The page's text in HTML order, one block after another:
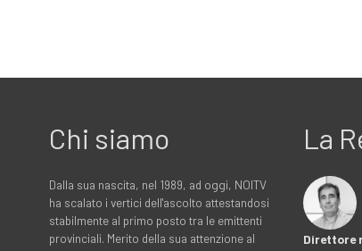
Chi siamo
Dalla sua nascita, nel 1989, ad oggi, NOITV
ha scalato i vertici dell'ascolto attestandosi
stabilmente al primo posto tra le emittenti
provinciali. Merito della sua attenzione al
La
Direttore